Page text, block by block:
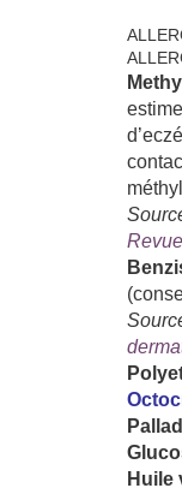
Huile